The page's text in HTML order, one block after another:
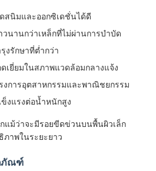
สนิมและออกซิเดชั่นได้ดี
วนานกว่าเหล็กที่ไม่ผ่านการบำบัด
งรักษาที่ต่ำกว่า
เยี่ยมในสภาพแวดล้อมกลางแจ้ง
งการอุตสาหกรรมและพาณิชยกรรม
งแรงต่อน้ำหนักสูง
แม้ว่าจะมีรอยขีดข่วนบนพื้นผิวเล็ก
าพในระยะยาว
ภัณฑ์